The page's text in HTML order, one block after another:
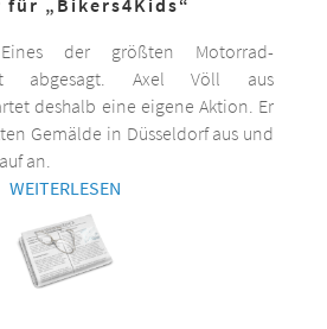
Eines der größten Motorrad-
abgesagt. Axel Völl aus
deshalb eine eigene Aktion. Er
Gemälde in Düsseldorf aus und
an.
WEITERLESEN